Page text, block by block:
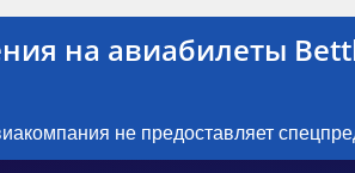
на авиабилеты
не предоставляет